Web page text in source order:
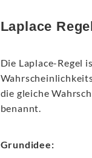
Laplace
Die Laplace-Regel
die gleiche
benannt.
Grundidee: